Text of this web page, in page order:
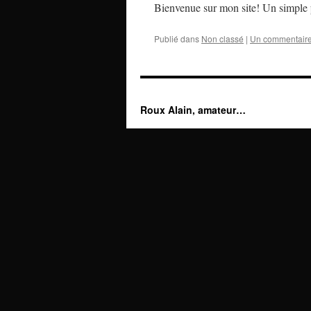
Bienvenue sur mon site! Un simple
Publié dans Non classé | Un commentaire
Roux Alain, amateur…